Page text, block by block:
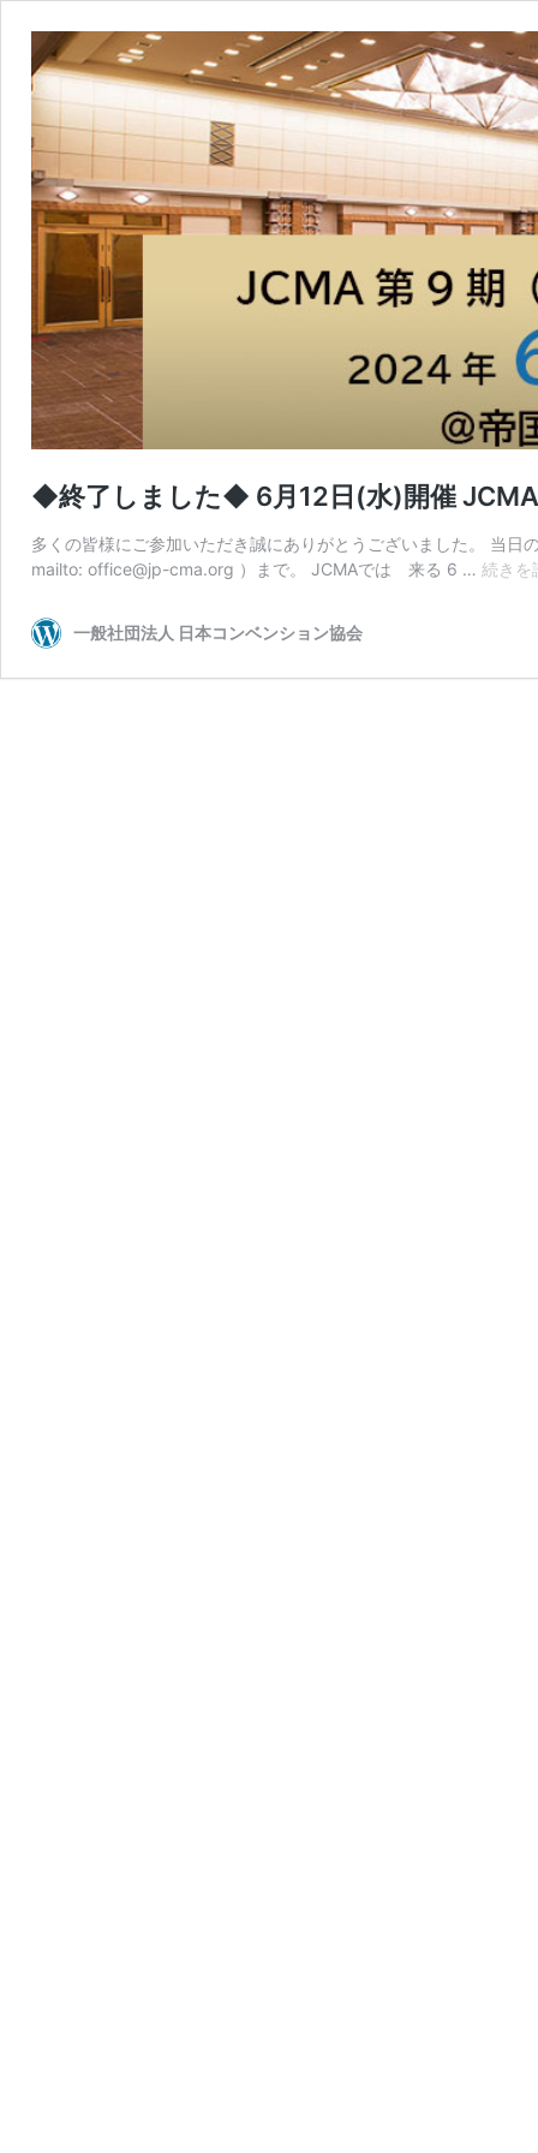
◆終了しました◆ 6月12日(水)開催 JCMA
多くの皆様にご参加いただき誠にありがとうございました。 当
mailto: office@jp-cma.org ）まで。 JCMAでは 来る 6 … 続きを
一般社団法人 日本コンベンション協会